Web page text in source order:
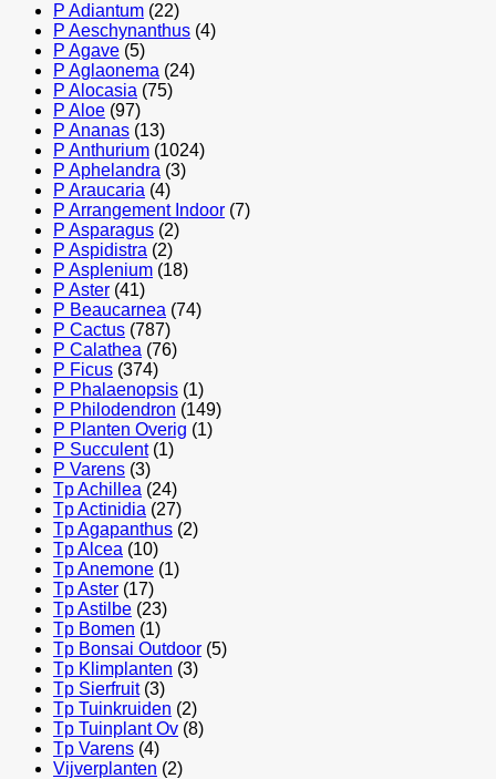
P Adiantum (22)
P Aeschynanthus (4)
P Agave (5)
P Aglaonema (24)
P Alocasia (75)
P Aloe (97)
P Ananas (13)
P Anthurium (1024)
P Aphelandra (3)
P Araucaria (4)
P Arrangement Indoor (7)
P Asparagus (2)
P Aspidistra (2)
P Asplenium (18)
P Aster (41)
P Beaucarnea (74)
P Cactus (787)
P Calathea (76)
P Ficus (374)
P Phalaenopsis (1)
P Philodendron (149)
P Planten Overig (1)
P Succulent (1)
P Varens (3)
Tp Achillea (24)
Tp Actinidia (27)
Tp Agapanthus (2)
Tp Alcea (10)
Tp Anemone (1)
Tp Aster (17)
Tp Astilbe (23)
Tp Bomen (1)
Tp Bonsai Outdoor (5)
Tp Klimplanten (3)
Tp Sierfruit (3)
Tp Tuinkruiden (2)
Tp Tuinplant Ov (8)
Tp Varens (4)
Vijverplanten (2)